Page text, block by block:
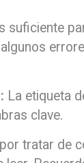
suficiente
La etiqueta
clave.
tratar de